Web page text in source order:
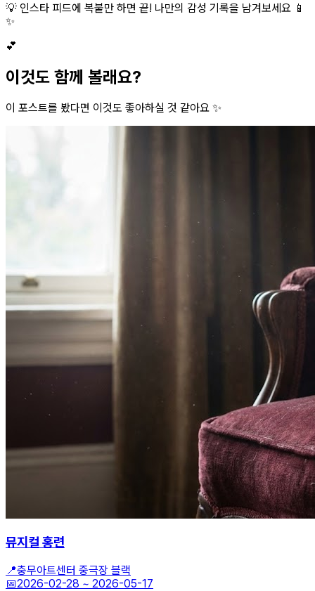
💡 인스타 피드에 복붙만 하면 끝! 나만의 감성 기록을 남겨보세요 📱
✨
💕
이것도 함께 볼래요?
이 포스트를 봤다면 이것도 좋아하실 것 같아요 ✨
뮤지컬 홍련
📍충무아트센터 중극장 블랙
📅2026-02-28 ~ 2026-05-17